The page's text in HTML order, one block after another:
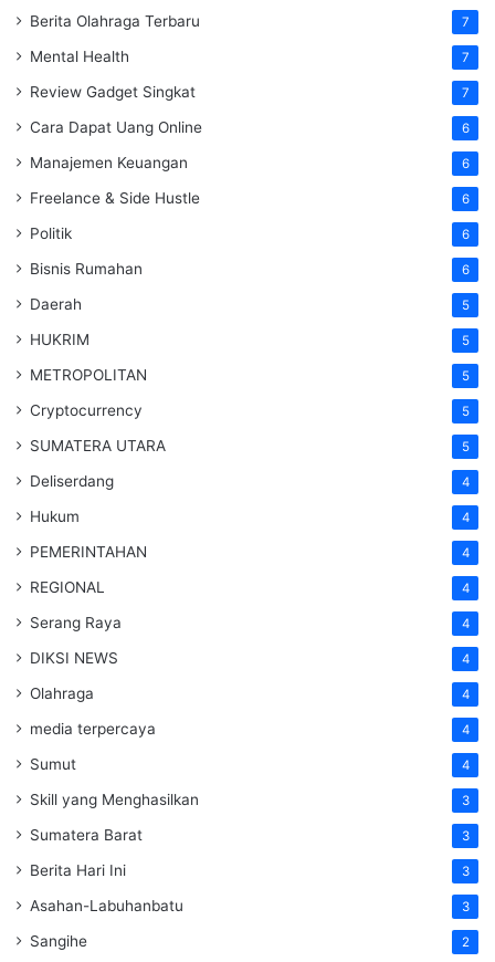
Berita Olahraga Terbaru 7
Mental Health 7
Review Gadget Singkat 7
Cara Dapat Uang Online 6
Manajemen Keuangan 6
Freelance & Side Hustle 6
Politik 6
Bisnis Rumahan 6
Daerah 5
HUKRIM 5
METROPOLITAN 5
Cryptocurrency 5
SUMATERA UTARA 5
Deliserdang 4
Hukum 4
PEMERINTAHAN 4
REGIONAL 4
Serang Raya 4
DIKSI NEWS 4
Olahraga 4
media terpercaya 4
Sumut 4
Skill yang Menghasilkan 3
Sumatera Barat 3
Berita Hari Ini 3
Asahan-Labuhanbatu 3
Sangihe 2